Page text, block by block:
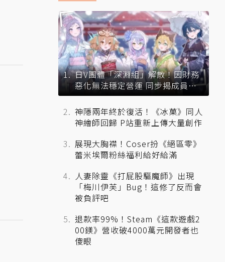
日V團體「深淵組」解散！因財務
惡化無法穩定營運 同步揭成員未
來去向
神隱兩年終於復活！《冰菓》同人
神繪師回歸 P站重新上傳大量創作
展現大胸襟！Coser扮《絕區零》
蕾米埃爾粉絲福利給好給滿
人妻除靈《打屁股驅魔師》出現
「梅川伊芙」Bug！這修了反而會
被負評吧
退款率99%！Steam《這款遊戲2
00鎂》營收破4000萬元開發者也
傻眼